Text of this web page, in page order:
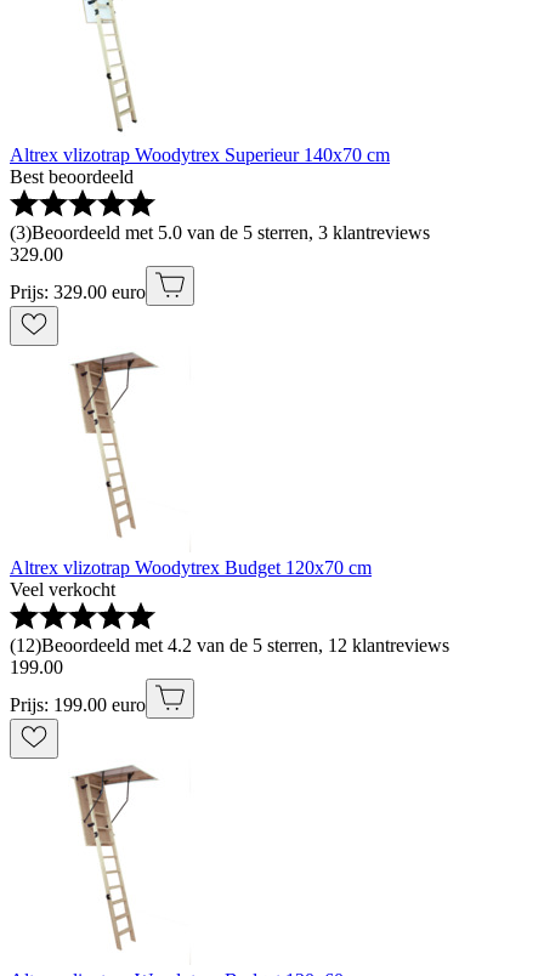
Altrex vlizotrap Woodytrex Superieur 140x70 cm
Best beoordeeld
(3)Beoordeeld met 5.0 van de 5 sterren, 3 klantreviews
329.00
Prijs: 329.00 euro
Altrex vlizotrap Woodytrex Budget 120x70 cm
Veel verkocht
(12)Beoordeeld met 4.2 van de 5 sterren, 12 klantreviews
199.00
Prijs: 199.00 euro